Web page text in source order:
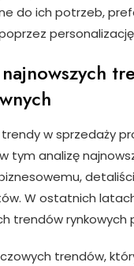
do ich potrzeb,
w sprzedaży
tym analizę
W ostatnich
trendów rynkowych
trendów,